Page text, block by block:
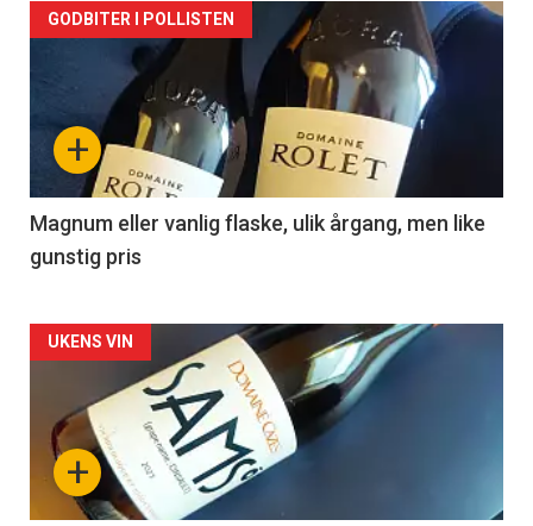
Forsiden
akkurat
nå
3
+
GODBITER I POLLISTEN
Magnum eller vanlig flaske, ulik årgang, men like
gunstig pris
Forsiden
akkurat
nå+
UKENS VIN